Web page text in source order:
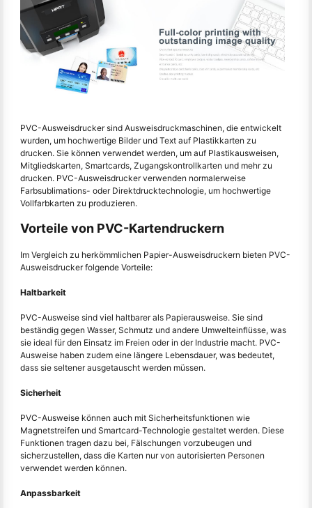
PVC-Ausweisdrucker sind Ausweisdruckmaschinen, die entwickelt
wurden, um hochwertige Bilder und Text auf Plastikkarten zu
drucken. Sie können verwendet werden, um auf Plastikausweisen,
Mitgliedskarten, Smartcards, Zugangskontrollkarten und mehr zu
drucken. PVC-Ausweisdrucker verwenden normalerweise
Farbsublimations- oder Direktdrucktechnologie, um hochwertige
Vollfarbkarten zu produzieren.
Vorteile von PVC-Kartendruckern
Im Vergleich zu herkömmlichen Papier-Ausweisdruckern bieten PVC-
Ausweisdrucker folgende Vorteile:
Haltbarkeit
PVC-Ausweise sind viel haltbarer als Papierausweise. Sie sind
beständig gegen Wasser, Schmutz und andere Umwelteinflüsse, was
sie ideal für den Einsatz im Freien oder in der Industrie macht. PVC-
Ausweise haben zudem eine längere Lebensdauer, was bedeutet,
dass sie seltener ausgetauscht werden müssen.
Sicherheit
PVC-Ausweise können auch mit Sicherheitsfunktionen wie
Magnetstreifen und Smartcard-Technologie gestaltet werden. Diese
Funktionen tragen dazu bei, Fälschungen vorzubeugen und
sicherzustellen, dass die Karten nur von autorisierten Personen
verwendet werden können.
Anpassbarkeit